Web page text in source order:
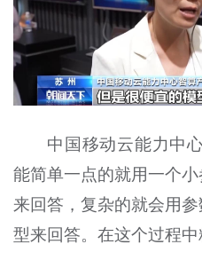
中国移动云能力中
能简单一点的就用一个
来回答，复杂的就会用
型来回答。在这个过程中